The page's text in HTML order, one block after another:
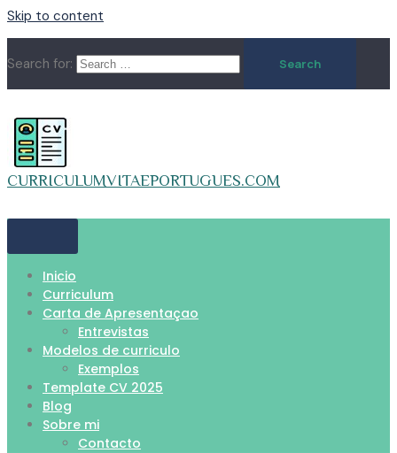
Skip to content
Search for:
CURRICULUMVITAEPORTUGUES.COM
Inicio
Curriculum
Carta de Apresentaçao
Entrevistas
Modelos de curriculo
Exemplos
Template CV 2025
Blog
Sobre mi
Contacto